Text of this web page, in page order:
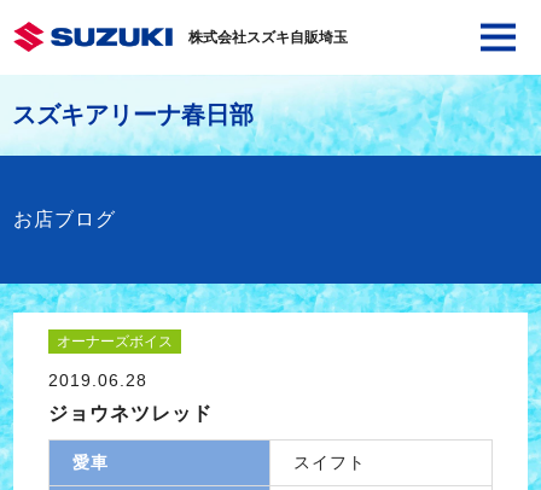
株式会社スズキ自販埼玉
スズキアリーナ春日部
お店ブログ
オーナーズボイス
2019.06.28
ジョウネツレッド
愛車 スイフト